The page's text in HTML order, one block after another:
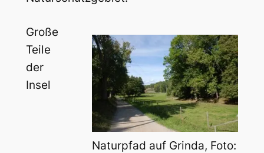
Naturpfad auf Grinda, Foto:
Große
Teile
der
Insel